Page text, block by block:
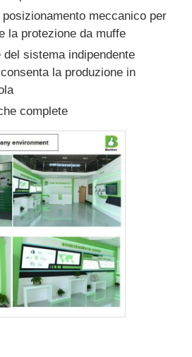
meccanico per
la protezione da muffe
del sistema indipendente
la produzione in
complete